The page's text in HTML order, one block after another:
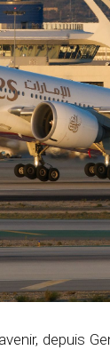
depuis